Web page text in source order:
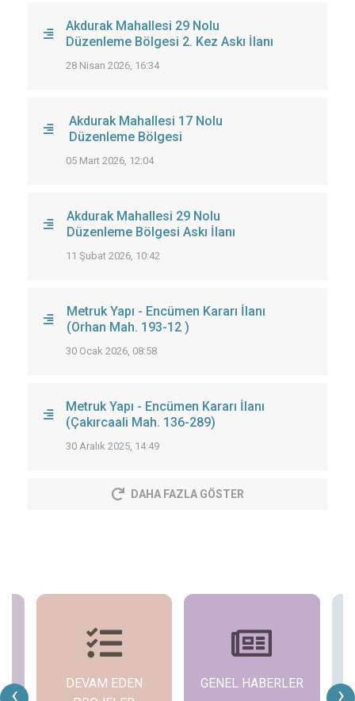
Akdurak Mahallesi 29 Nolu
Düzenleme Bölgesi 2. Kez Askı İlanı
28 Nisan 2026, 16:34
Akdurak Mahallesi 17 Nolu
Düzenleme Bölgesi
05 Mart 2026, 12:04
Akdurak Mahallesi 29 Nolu
Düzenleme Bölgesi Askı İlanı
11 Şubat 2026, 10:42
Metruk Yapı - Encümen Kararı İlanı
(Orhan Mah. 193-12 )
30 Ocak 2026, 08:58
Metruk Yapı - Encümen Kararı İlanı
(Çakırcaali Mah. 136-289)
30 Aralık 2025, 14:49
DAHA FAZLA GÖSTER
‹ ›
DEVAM EDEN
GENEL HABERLER